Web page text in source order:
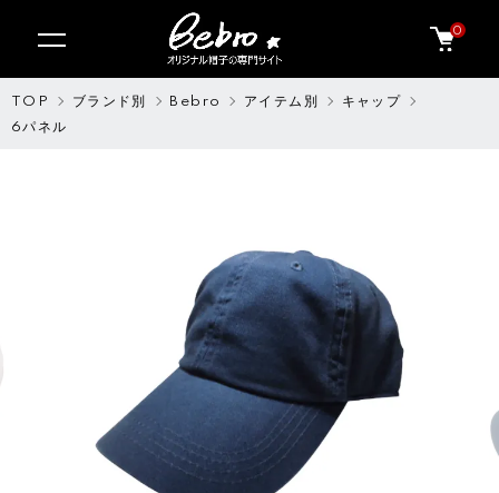
0
TOP ブランド別 Bebro アイテム別
キャップ
6パネル